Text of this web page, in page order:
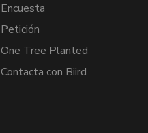
Encuesta
Petición
One Tree Planted
Contacta con Biird